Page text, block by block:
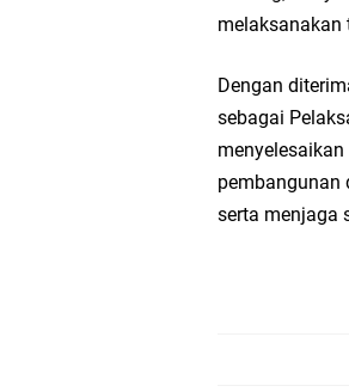
melaksanakan
Dengan
sebagai
pembangunan
serta menjaga